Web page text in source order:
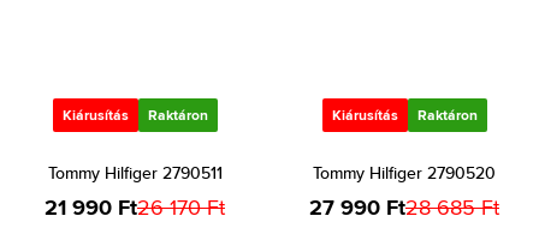
Kiárusítás Raktáron
Tommy Hilfiger 2790511
21 990 Ft26 170 Ft
Kiárusítás Raktáron
Tommy Hilfiger 2790520
27 990 Ft28 685 Ft